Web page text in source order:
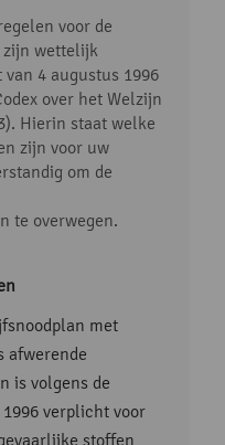
voor de
zijn wettelijk
4 augustus 1996
over het Welzijn
Hierin staat welke
zijn voor uw
om de
te overwegen.
met
afwerende
is volgens de
verplicht voor
stoffen